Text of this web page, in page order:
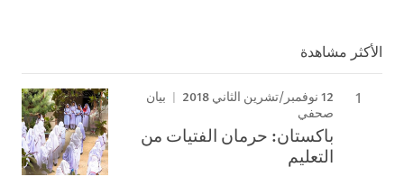
الأكثر مشاهدة
12 نوفمبر/تشرين الثاني 2018
بيان
صحفي
باكستان: حرمان الفتيات من
التعليم